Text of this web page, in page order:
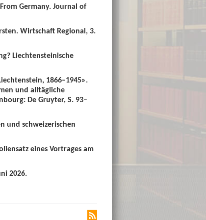
Germany. Journal of
Wirtschaft Regional, 3.
Liechtensteinische
1866–1945».
und alltägliche
De Gruyter, S. 93–
und schweizerischen
eines Vortrages am
2026.